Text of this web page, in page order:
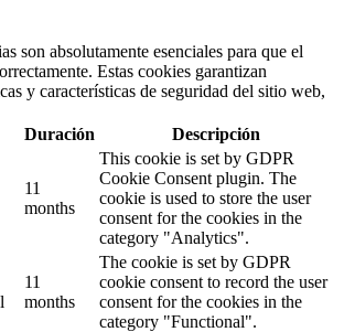
son absolutamente esenciales para que el
Estas cookies garantizan
y características de seguridad del sitio web,
Duración Descripción
11
months
This cookie is set by GDPR
Cookie Consent plugin. The
cookie is used to store the user
consent for the cookies in the
category "Analytics".
11
months
The cookie is set by GDPR
cookie consent to record the user
consent for the cookies in the
category "Functional".